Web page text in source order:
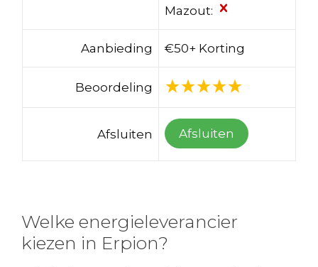
Mazout:
Aanbieding €50+ Korting
Beoordeling
Afsluiten Afsluiten
Welke energieleverancier
kiezen in Erpion?